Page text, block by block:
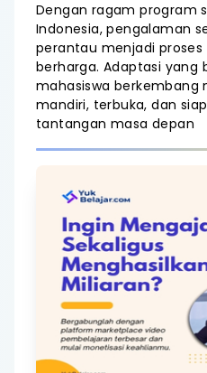
Dengan ragam program
Indonesia, pengalaman
perantau menjadi
berharga. Adaptasi yang
mahasiswa berkembang
mandiri, terbuka, dan
tantangan masa depan